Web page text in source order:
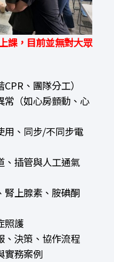
課，目前並無對大眾
、團隊分工）
常（如心房顫動、心
用、同步/不同步電
、插管與人工通氣
腎上腺素、胺碘酮
照護
、決策、協作流程
實務案例